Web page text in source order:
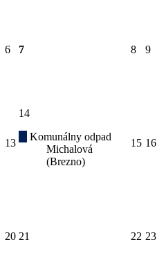
6 7 8 9
13
14
Komunálny odpad
Michalová
(Brezno)
15 16
20 21 22 23